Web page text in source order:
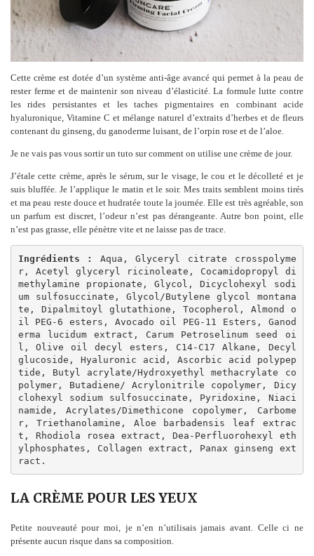
Cette crème est dotée d’un système anti-âge avancé qui permet à la peau de
rester ferme et de maintenir son niveau d’élasticité. La formule lutte contre
les rides persistantes et les taches pigmentaires en combinant acide
hyaluronique, Vitamine C et mélange naturel d’extraits d’herbes et de fleurs
contenant du ginseng, du ganoderme luisant, de l’orpin rose et de l’aloe.
Je ne vais pas vous sortir un tuto sur comment on utilise une crème de jour.
J’étale cette crème, après le sérum, sur le visage, le cou et le décolleté et je
suis bluffée. Je l’applique le matin et le soir. Mes traits semblent moins tirés
et ma peau reste douce et hudratée toute la journée. Elle est très agréable, son
un parfum est discret, l’odeur n’est pas dérangeante. Autre bon point, elle
n’est pas grasse, elle pénètre vite et ne laisse pas de trace.
Ingrédients :
Aqua, Glyceryl citrate crosspolyme
r, Acetyl glyceryl ricinoleate, Cocamidopropyl di
methylamine propionate, Glycol, Dicyclohexyl sodi
um sulfosuccinate, Glycol/Butylene glycol montana
te, Dipalmitoyl glutathione, Tocopherol, Almond o
il PEG-6 esters, Avocado oil PEG-11 Esters, Ganod
erma lucidum extract, Carum Petroselinum seed oi
l, Olive oil decyl esters, C14-C17 Alkane, Decyl
glucoside, Hyaluronic acid, Ascorbic acid polypep
tide, Butyl acrylate/Hydroxyethyl methacrylate co
polymer, Butadiene/ Acrylonitrile copolymer, Dicy
clohexyl sodium sulfosuccinate, Pyridoxine, Niaci
namide, Acrylates/Dimethicone copolymer, Carbome
r, Triethanolamine, Aloe barbadensis leaf extrac
t, Rhodiola rosea extract, Dea-Perfluorohexyl eth
ylphosphates, Collagen extract, Panax ginseng ext
ract.
LA CRÈME POUR LES YEUX
Petite nouveauté pour moi, je n’en n’utilisais jamais avant. Celle ci ne
présente aucun risque dans sa composition.